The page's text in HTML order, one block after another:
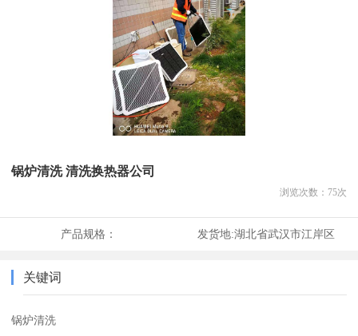
锅炉清洗 清洗换热器公司
浏览次数： 75次
产品规格： 发货地:湖北省武汉市江岸区
关键词
锅炉清洗